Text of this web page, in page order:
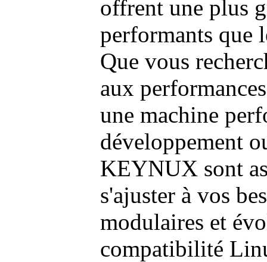
offrent une plus
performants que
Que vous
aux
une machine
développement
KEYNUX sont
s'ajuster à vos
modulaires et
compatibilité